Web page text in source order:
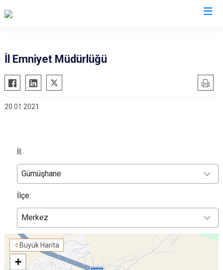
İl Emniyet Müdürlüğü
20.01.2021
İl:
Gümüşhane
İlçe:
Merkez
Büyük Harita
+